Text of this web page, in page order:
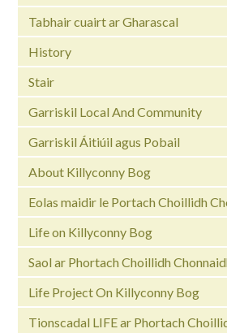
Tabhair cuairt ar Gharascal
History
Stair
Garriskil Local And Community
Garriskil Áitiúil agus Pobail
About Killyconny Bog
Eolas maidir le Portach Choillidh
Life on Killyconny Bog
Saol ar Phortach Choillidh
Life Project On Killyconny Bog
Tionscadal LIFE ar Phortach